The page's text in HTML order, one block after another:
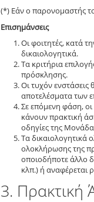
(*) Εάν ο παρονομαστής
Επισημάνσεις
Οι φοιτητές, κατά
δικαιολογητικά.
Τα κριτήρια
πρόσκλησης.
Οι τυχόν ενστάσεις
αποτελέσματα των
Σε επόμενη φάση,
κάνουν πρακτική
οδηγίες της
Τα
ολοκλήρωσης της
οποιοδήποτε άλλο
κλπ.) ή αναφέρεται
3.